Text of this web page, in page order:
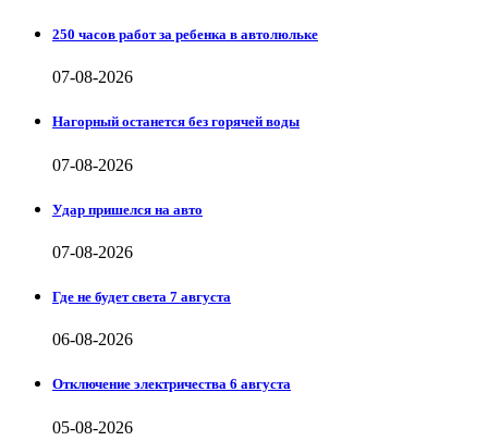
250 часов работ за ребенка в автолюльке
07-08-2026
Нагорный останется без горячей воды
07-08-2026
Удар пришелся на авто
07-08-2026
Где не будет света 7 августа
06-08-2026
Отключение электричества 6 августа
05-08-2026